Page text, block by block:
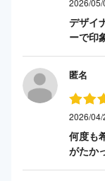
2026/05/
デザイ
ーで印
匿名
2026/04/
何度も
がたか